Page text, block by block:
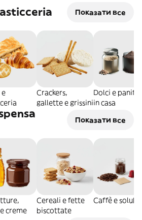
Показати все
e
Crackers,
gallette e grissini
Dolci e
in casa
Показати все
creme
Cereali e fette
biscottate
Caffè e